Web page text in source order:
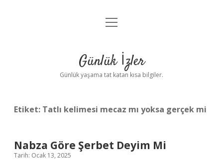
Anasayfa
Yasal Uyarı
menüyü
Günlük İzler
Günlük yaşama tat katan kısa bilgiler.
Etiket: Tatlı kelimesi mecaz mı yoksa gerçek mi
Nabza Göre Şerbet Deyim Mi
Tarih: Ocak 13, 2025